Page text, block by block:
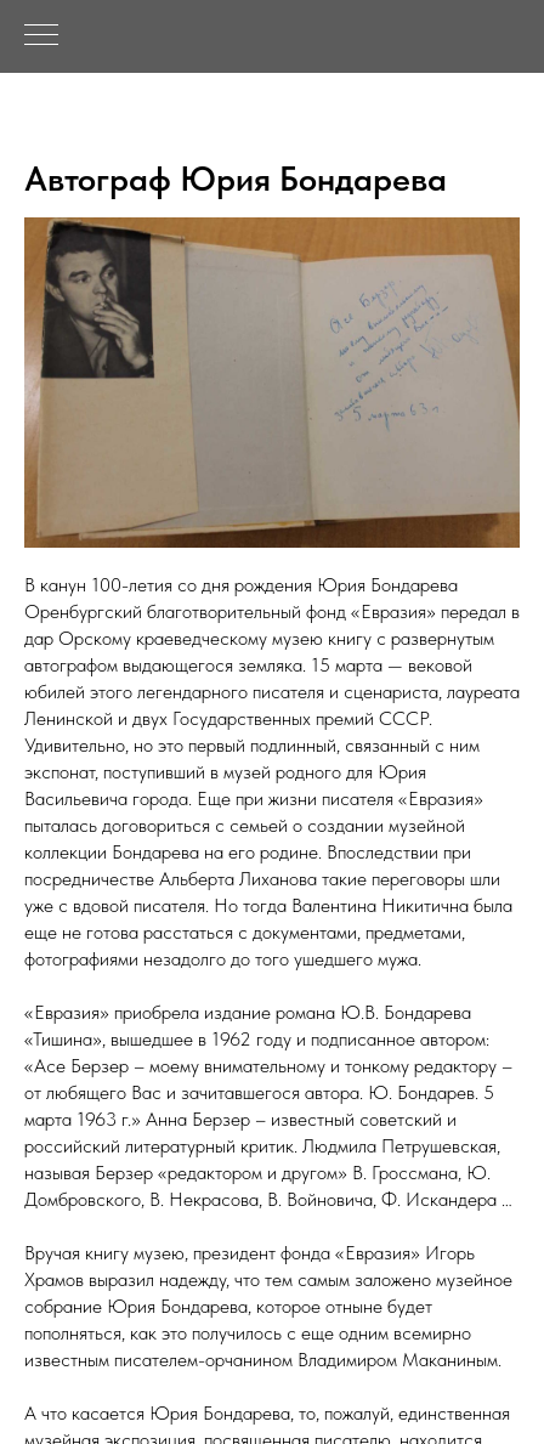
Автограф Юрия Бондарева
В канун 100-летия со дня рождения Юрия Бондарева
Оренбургский благотворительный фонд «Евразия» передал в
дар Орскому краеведческому музею книгу с развернутым
автографом выдающегося земляка. 15 марта — вековой
юбилей этого легендарного писателя и сценариста, лауреата
Ленинской и двух Государственных премий СССР.
Удивительно, но это первый подлинный, связанный с ним
экспонат, поступивший в музей родного для Юрия
Васильевича города. Еще при жизни писателя «Евразия»
пыталась договориться с семьей о создании музейной
коллекции Бондарева на его родине. Впоследствии при
посредничестве Альберта Лиханова такие переговоры шли
уже с вдовой писателя. Но тогда Валентина Никитична была
еще не готова расстаться с документами, предметами,
фотографиями незадолго до того ушедшего мужа.
«Евразия» приобрела издание романа Ю.В. Бондарева
«Тишина», вышедшее в 1962 году и подписанное автором:
«Асе Берзер – моему внимательному и тонкому редактору –
от любящего Вас и зачитавшегося автора. Ю. Бондарев. 5
марта 1963 г.» Анна Берзер – известный советский и
российский литературный критик. Людмила Петрушевская,
называя Берзер «редактором и другом» В. Гроссмана, Ю.
Домбровского, В. Некрасова, В. Войновича, Ф. Искандера …
Вручая книгу музею, президент фонда «Евразия» Игорь
Храмов выразил надежду, что тем самым заложено музейное
собрание Юрия Бондарева, которое отныне будет
пополняться, как это получилось с еще одним всемирно
известным писателем-орчанином Владимиром Маканиным.
А что касается Юрия Бондарева, то, пожалуй, единственная